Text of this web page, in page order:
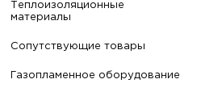
Теплоизоляционные
материалы
Сопутствующие товары
Газопламенное оборудование